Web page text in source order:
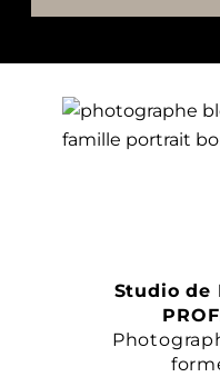
Studio de